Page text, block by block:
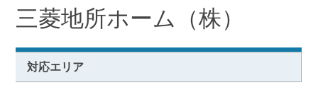
三菱地所ホーム（株）
対応エリア